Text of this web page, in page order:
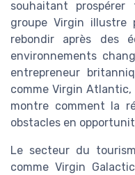
souhaitant prospérer
groupe Virgin illustre
rebondir après des
environnements
entrepreneur
comme Virgin Atlantic,
montre comment la
obstacles en
Le secteur du
comme Virgin